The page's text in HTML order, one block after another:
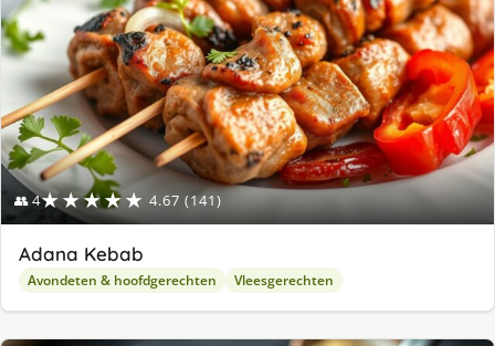
👥 4★★★★★ 4.67 (141)
Adana Kebab
Avondeten & hoofdgerechten Vleesgerechten